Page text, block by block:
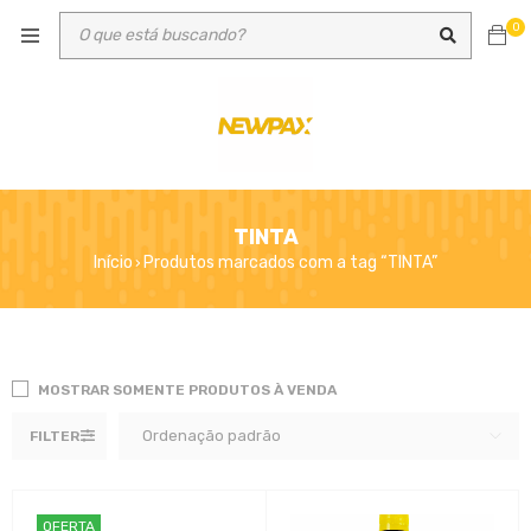
0
TINTA
Início › Produtos marcados com a tag “TINTA”
FILTER Ordenação padrão
MOSTRAR SOMENTE PRODUTOS À VENDA
OFERTA